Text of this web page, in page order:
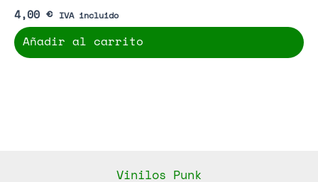
4,00 € IVA incluido
Añadir al carrito
Vinilos Punk